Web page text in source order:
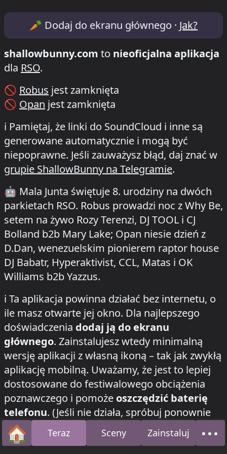
Lineup & Timetable for Mala Junta 8th
🥕 Dodaj do ekranu głównego · Jak?
shallowbunny.com to nieoficjalna aplikacja
dla RSO.
🚫 Robus jest zamknięta
🚫 Opan jest zamknięta
ℹ️ Pamiętaj, że linki do SoundCloud i inne są
generowane automatycznie i mogą być
niepoprawne. Jeśli zauważysz błąd, daj znać w
grupie ShallowBunny na Telegramie.
🤖 Mala Junta świętuje 8. urodziny na dwóch
parkietach RSO. Robus prowadzi noc z Why Be,
setem na żywo Rozy Terenzi, DJ TOOL i CJ
Bolland b2b Mary Lake; Opan niesie dzień z
D.Dan, wenezuelskim pionierem raptor house
DJ Babatr, Hyperaktivist, CCL, Matas i OK
Williams b2b Yazzus.
how to install this app on your phone
ℹ️ Ta aplikacja powinna działać bez internetu, o
ile masz otwarte jej okno. Dla najlepszego
doświadczenia dodaj ją do ekranu
głównego. Zainstalujesz wtedy minimalną
wersję aplikacji z własną ikoną – tak jak zwykłą
aplikację mobilną. Uważamy, że jest to lepiej
dostosowane do festiwalowego obciążenia
poznawczego i pomoże oszczędzić baterię
telefonu. (Jeśli nie działa, spróbuj ponownie
przy lepszym połączeniu internetowym.)
Na iOS naciśnij przycisk trzech kropek, następnie
🏠Strona główna
Teraz Sceny Zainstaluj •••
O